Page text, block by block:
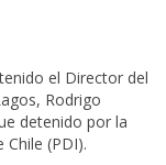
el Director del
Rodrigo
detenido por la
Chile (PDI).